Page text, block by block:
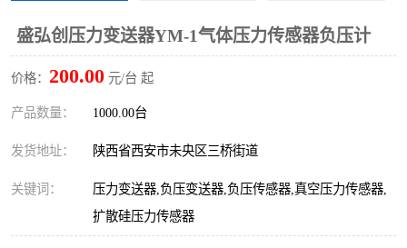
盛弘创压力变送器YM-1气体压力传感器负压计
价格： 200.00 元/台 起
产品数量： 1000.00台
发货地址： 陕西省西安市未央区三桥街道
关键词：
压力变送器,负压变送器,负压传感器,真空压力传感器,
扩散硅压力传感器